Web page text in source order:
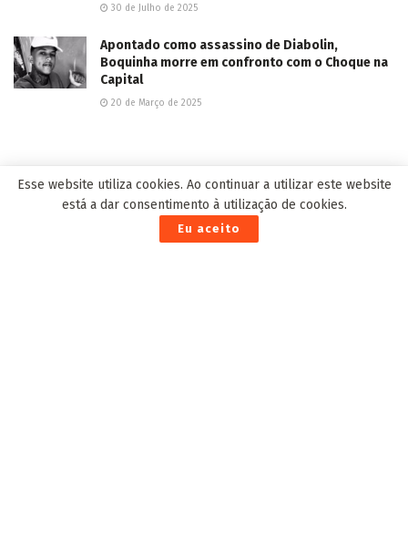
30 de Julho de 2025
Apontado como assassino de Diabolin,
Boquinha morre em confronto com o Choque na
Capital
20 de Março de 2025
Esse website utiliza cookies. Ao continuar a utilizar este website
está a dar consentimento à utilização de cookies.
Eu aceito